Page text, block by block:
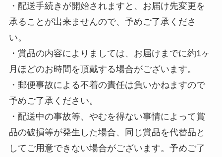
・配送手続きが開始されますと、お届け先変更を
承ることが出来ませんので、予めご了承くださ
い。
・賞品の内容によりましては、お届けまでに約1ヶ
月ほどのお時間を頂戴する場合がございます。
・郵便事故による不着の責任は負いかねますので
予めご了承ください。
・配送中の事故等、やむを得ない事情によって賞
品の破損等が発生した場合、同じ賞品を代替品と
してご用意できない場合がございます。予めご了